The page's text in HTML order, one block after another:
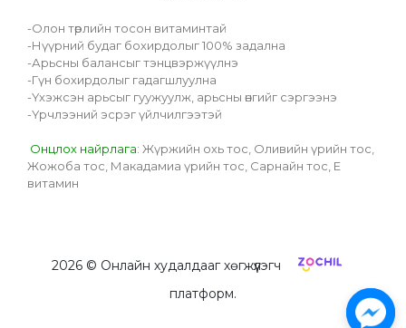
-Олон төрлийн тосон витаминтай
-Нүүрний будаг бохирдолыг 100% задална
-Арьсны балансыг тэнцвэржүүлнэ
-Гүн бохирдолыг гадагшлуулна
-Үхэжсэн арьсыг гуужуулж, арьсны өнгийг сэргээнэ
-Үрчлээний эсрэг үйлчилгээтэй
Онцлох найрлага: Жүржийн охь тос, Оливийн үрийн тос,
Жожоба тос, Макадамиа үрийн тос, Сарнайн тос, Е
витамин
2026© Онлайн худалдааг хөгжүүлэгч
платформ.